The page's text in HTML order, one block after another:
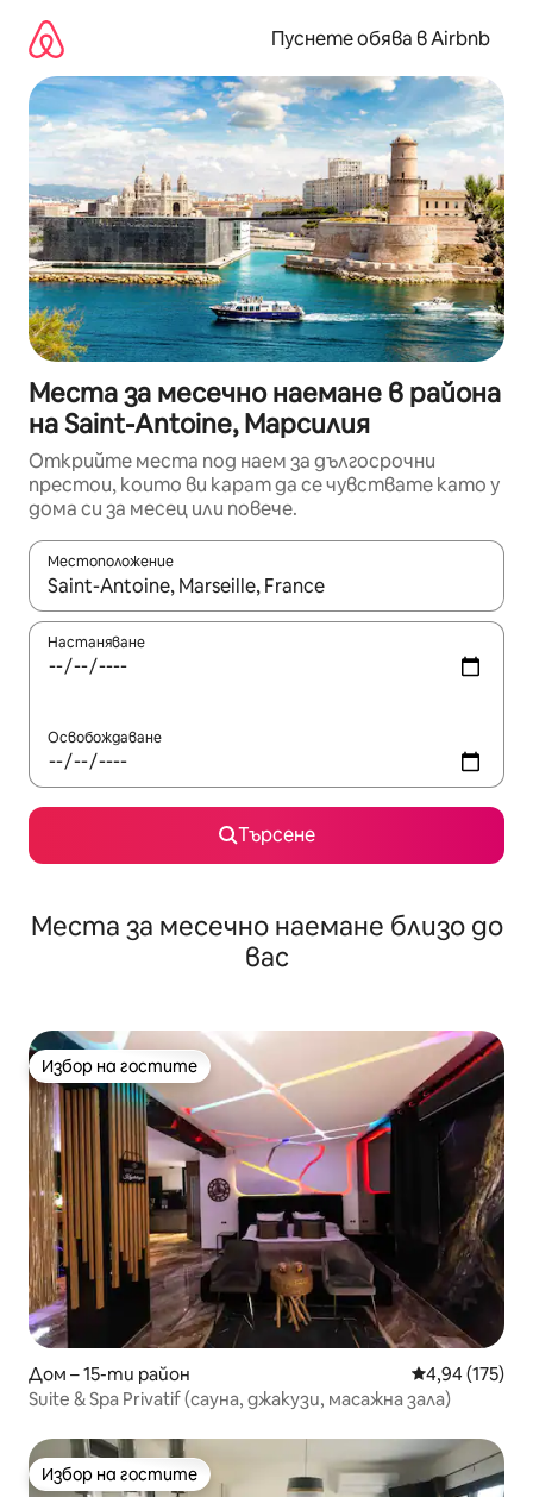
съдържанието
Пуснете обява в Airbnb
Места за месечно наемане в района
на Saint-Antoine, Марсилия
Открийте места под наем за дългосрочни
престои, които ви карат да се чувствате като у
дома си за месец или повече.
Местоположение
Когато резултатите се покажат, използвайте
Настаняване
Освобождаване
Търсене
Места за месечно наемане близо до
вас
Избор на гостите
Избор на гостите
Дом – 15-ти район Средна
4,94 (175)
Suite & Spa Privatif (сауна, джакузи, масажна зала)
Избор на гостите
Избор на гостите